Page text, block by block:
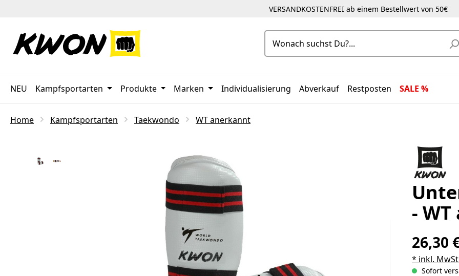
VERSANDKOSTENFREI ab einem Bestellwert von 50€
NEU Kampfsportarten Produkte Marken Individualisierung Abverkauf Restposten SALE %
Home Kampfsportarten Taekwondo WT anerkannt
-
26,30
* inkl.
Sofort